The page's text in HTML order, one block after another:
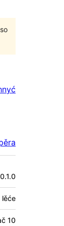
0.1.0
lěće
10